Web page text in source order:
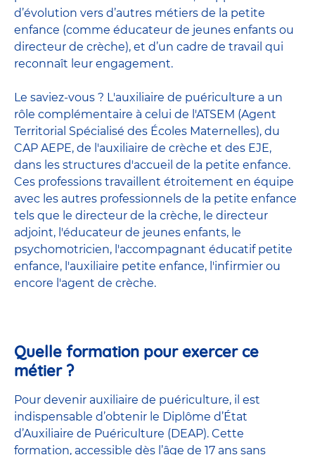
d’évolution vers d’autres métiers de la petite
enfance (comme éducateur de jeunes enfants ou
directeur de crèche), et d’un cadre de travail qui
reconnaît leur engagement.
Le saviez-vous ? L'auxiliaire de puériculture a un
rôle complémentaire à celui de l'ATSEM (Agent
Territorial Spécialisé des Écoles Maternelles), du
CAP AEPE, de l'auxiliaire de crèche et des EJE,
dans les structures d'accueil de la petite enfance.
Ces professions travaillent étroitement en équipe
avec les autres professionnels de la petite enfance
tels que le directeur de la crèche, le directeur
adjoint, l'éducateur de jeunes enfants, le
psychomotricien, l'accompagnant éducatif petite
enfance, l'auxiliaire petite enfance, l'infirmier ou
encore l'agent de crèche.
Quelle formation pour exercer ce
métier ?
Pour devenir auxiliaire de puériculture, il est
indispensable d’obtenir le Diplôme d’État
d’Auxiliaire de Puériculture (DEAP). Cette
formation, accessible dès l’âge de 17 ans sans